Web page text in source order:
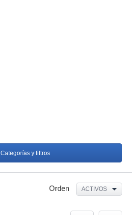
Categorías y filtros
Orden ACTIVOS